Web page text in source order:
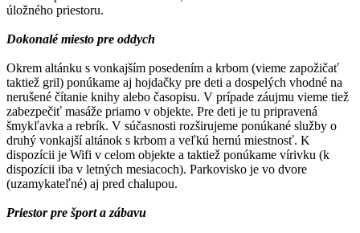
úložného priestoru.
Dokonalé miesto pre oddych
Okrem altánku s vonkajším posedením a krbom (vieme zapožičať
taktiež gril) ponúkame aj hojdačky pre deti a dospelých vhodné na
nerušené čítanie knihy alebo časopisu. V prípade záujmu vieme tiež
zabezpečiť masáže priamo v objekte. Pre deti je tu pripravená
šmykľavka a rebrík. V súčasnosti rozširujeme ponúkané služby o
druhý vonkajší altánok s krbom a veľkú hernú miestnosť. K
dispozícii je Wifi v celom objekte a taktiež ponúkame vírivku (k
dispozícii iba v letných mesiacoch). Parkovisko je vo dvore
(uzamykateľné) aj pred chalupou.
Priestor pre šport a zábavu